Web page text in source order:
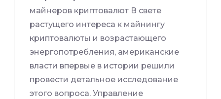
майнеров криптовалют В свете
растущего интереса к майнингу
криптовалюты и возрастающего
энергопотребления, американские
власти впервые в истории решили
провести детальное исследование
этого вопроса. Управление